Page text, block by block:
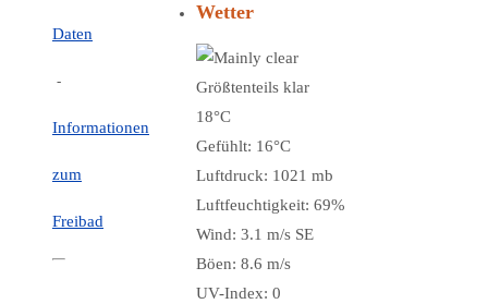
Daten
-
Informationen
zum
Freibad
Wetter
Größtenteils klar
18°C
Gefühlt: 16°C
Luftdruck: 1021 mb
Luftfeuchtigkeit: 69%
Wind: 3.1 m/s SE
Böen: 8.6 m/s
UV-Index: 0